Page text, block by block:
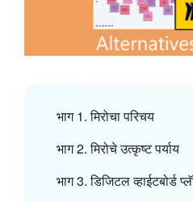
भाग 1. मिरोचा परिचय
भाग 2. मिरोचे उत्कृष्ट पर्याय
भाग 3. डिजिटल व्हाईटबोर्ड